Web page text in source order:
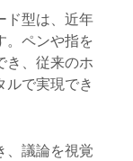
ド型は、近年
。ペンや指を
き、従来のホ
ルで実現でき
、議論を視覚